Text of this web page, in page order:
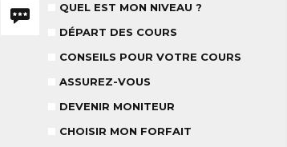
QUEL EST MON NIVEAU ?
DÉPART DES COURS
CONSEILS POUR VOTRE COURS
ASSUREZ-VOUS
DEVENIR MONITEUR
CHOISIR MON FORFAIT